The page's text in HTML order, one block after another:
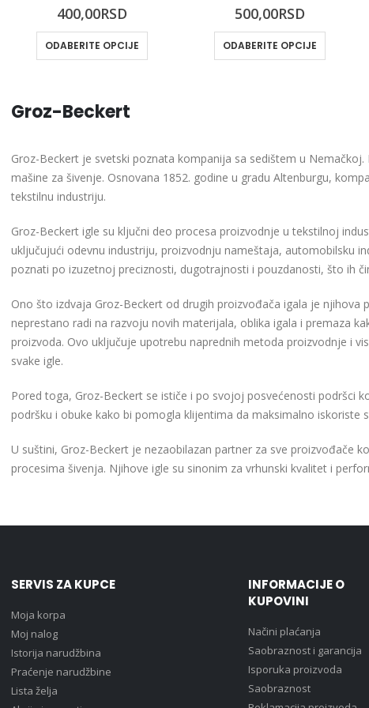
400,00RSD
ODABERITE OPCIJE
500,00RSD
ODABERITE OPCIJE
Groz-Beckert
Groz-Beckert je svetski poznata kompanija sa sedištem u
mašine za šivenje. Osnovana 1852. godine u gradu Altenburgu,
tekstilnu industriju.
Groz-Beckert igle su ključni deo procesa proizvodnje u tekstilnoj
uključujući odevnu industriju, proizvodnju nameštaja, automobilsku
poznati po izuzetnoj preciznosti, dugotrajnosti i pouzdanosti, što ih
Ono što izdvaja Groz-Beckert od drugih proizvođača igala je
neprestano radi na razvoju novih materijala, oblika igala i premaza
proizvoda. Ovo uključuje upotrebu naprednih metoda proizvodnje i
svake igle.
Pored toga, Groz-Beckert se ističe i po svojoj posvećenosti podršci
podršku i obuke kako bi pomogla klijentima da maksimalno
U suštini, Groz-Beckert je nezaobilazan partner za sve proizvođače
procesima šivenja. Njihove igle su sinonim za vrhunski kvalitet i
SERVIS ZA KUPCE
Moja korpa
Moj nalog
Istorija narudžbina
Praćenje narudžbine
Lista želja
INFORMACIJE O
KUPOVINI
Načini plaćanja
Saobraznost i garancija
Isporuka proizvoda
Saobraznost